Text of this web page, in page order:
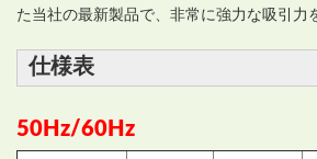
た当社の最新製品で、非常に強力な吸引力
仕様表
50Hz/60Hz